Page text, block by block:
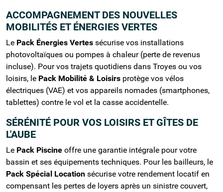
ACCOMPAGNEMENT DES NOUVELLES
MOBILITÉS ET ÉNERGIES VERTES
Le Pack Énergies Vertes sécurise vos installations
photovoltaïques ou pompes à chaleur (perte de revenus
incluse). Pour vos trajets quotidiens dans Troyes ou vos
loisirs, le Pack Mobilité & Loisirs protège vos vélos
électriques (VAE) et vos appareils nomades (smartphones,
tablettes) contre le vol et la casse accidentelle.
SÉRÉNITÉ POUR VOS LOISIRS ET GÎTES DE
L'AUBE
Le Pack Piscine offre une garantie intégrale pour votre
bassin et ses équipements techniques. Pour les bailleurs, le
Pack Spécial Location sécurise votre rendement locatif en
compensant les pertes de loyers après un sinistre couvert,